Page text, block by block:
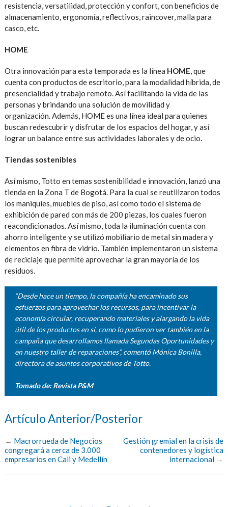
resistencia, versatilidad, protección y confort, con beneficios de
almacenamiento, ergonomía, reflectivos, raincover, malla para
casco, etc.
HOME
Otra innovación para esta temporada es la línea HOME, que
cuenta con productos de escritorio, para la modalidad híbrida, de
presencialidad y trabajo remoto. Así facilitando la vida de las
personas y brindando una solución de movilidad y
organización. Además, HOME es una línea ideal para quienes
buscan redescubrir y disfrutar de los espacios del hogar, y así
lograr un balance entre sus actividades laborales y de ocio.
Tiendas sostenibles
Así mismo, Totto en temas sostenibilidad e innovación, lanzó una
tienda en la Zona T de Bogotá. Para la cual se reutilizaron todos
los maniquíes, muebles de piso, así como todo el sistema de
exhibición de pared con más de 200 piezas, los cuales fueron
reacondicionados. Así mismo, toda la iluminación cuenta con
ahorro inteligente y se utilizó mobiliario de metal sin madera y
elementos en fibra de vidrio. También implementaron un sistema
de reciclaje que permite aprovechar la gran mayoría de los
residuos.
“Desde hace un tiempo, la compañía ha encaminado sus
esfuerzos para aprovechar los recursos, para incentivar la
economía circular, recuperando materiales y alargando la vida
útil de los productos en sí, como lo pudieron ver también en la
campaña que desarrollamos llamada Segundas Oportunidades y
en nuestro taller de reparaciones”, comentó Mónica Bonilla,
directora de asuntos corporativos de Totto.
Tomado de: Revista P&M
Artículo Anterior/Posterior
← Macrorrueda de Negocios
congregará a cerca de 3.000
empresarios en Cali y Medellín
Gestión gremial en la crisis de
contenedores y logística
internacional →